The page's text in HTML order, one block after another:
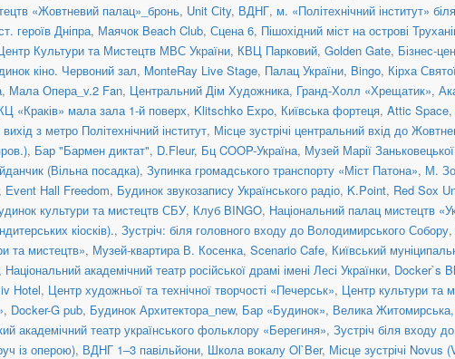
«Жовтневий палац»_бронь, Unit Сity, ВДНГ, м. «Політехнічний інститут»
героїв Дніпра, Маячок Beach Club, Сцена 6, Пішохідний міст на острові
Культури та Мистецтв МВС України, КВЦ Парковий, Golden Gate, Бізнес-
кіно. Червоний зал, MonteRay Live Stage, Палац України, Bingo, Кірха
, Мала Опера_v.2 Fan, Центральний Дім Художника, Гранд-Холл «Хрещатик»,
«Краків» мала зала 1-й поверх, Klitschko Expo, Київська фортеця, Attic Space,
вихід з метро Політехнічний інститут, Місце зустрічі центральний вхід до
, Бар "Бармен диктат", D.Fleur, Бц COOP-Україна, Музей Марії Заньковецької
(Вільна посадка), Зупинка громадського транспорту «Міст Патона», М.
Event Hall Freedom, Будинок звукозапису Українського радіо, K.Point, Red Sox
культури та мистецтв СБУ, Клуб BINGO, Національний палац мистецтв
кіосків)., Зустріч: біля головного входу до Володимирського Собору,
та мистецтв», Музей-квартира В. Косенка, Scenario Cafe, Київський
Національний академічний театр російської драмі імені Лесі Українки, Docker`s
Hotel, Центр художньої та технічної творчості «Печерськ», Центр культури та
, Docker-G pub, Будинок Архитектора_new, Бар «Будинок», Велика
академічний театр українського фольклору «Берегиня», Зустріч біля входу
із оперою), ВДНГ 1–3 павільйони, Школа вокалу Ol`Ber, Місце зустрічі Novus